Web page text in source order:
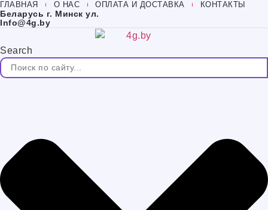
Перейти
к
ГЛАВНАЯ О НАС ОПЛАТА И ДОСТАВКА КОНТАКТЫ
Беларусь г. Минск ул.
Info@4g.by
Search